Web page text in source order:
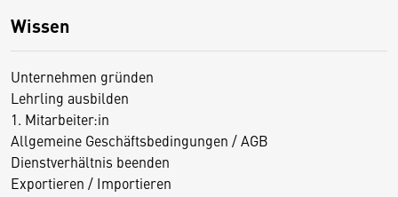
Wissen
Unternehmen gründen
Lehrling ausbilden
1. Mitarbeiter:in
Allgemeine Geschäftsbedingungen / AGB
Dienstverhältnis beenden
Exportieren / Importieren